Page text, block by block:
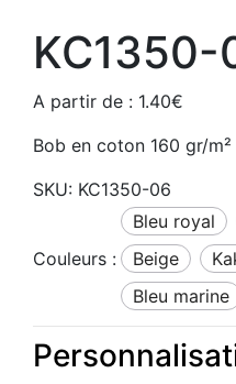
KC1350-
A partir de : 1.40€
Bob en coton 160 gr/m²
SKU: KC1350-06
Couleurs :
bleu royal
beige
bleu marine